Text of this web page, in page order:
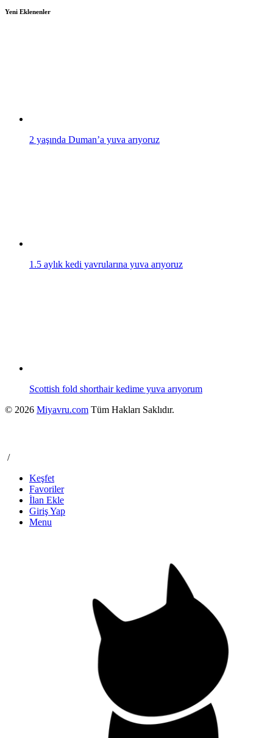
Yeni Eklenenler
2 yaşında Duman’a yuva arıyoruz
1.5 aylık kedi yavrularına yuva arıyoruz
Scottish fold shorthair kedime yuva arıyorum
© 2026 Miyavru.com Tüm Hakları Saklıdır.
/
Keşfet
Favoriler
İlan Ekle
Giriş Yap
Menu